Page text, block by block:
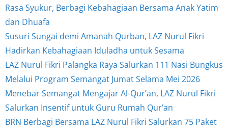
Rasa Syukur, Berbagi Kebahagiaan Bersama Anak Yatim
dan Dhuafa
Susuri Sungai demi Amanah Qurban, LAZ Nurul Fikri
Hadirkan Kebahagiaan Iduladha untuk Sesama
LAZ Nurul Fikri Palangka Raya Salurkan 111 Nasi Bungkus
Melalui Program Semangat Jumat Selama Mei 2026
Menebar Semangat Mengajar Al-Qur’an, LAZ Nurul Fikri
Salurkan Insentif untuk Guru Rumah Qur’an
BRN Berbagi Bersama LAZ Nurul Fikri Salurkan 75 Paket